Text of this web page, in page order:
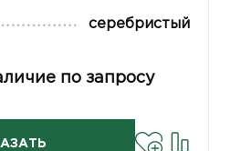
серебристый
по запросу